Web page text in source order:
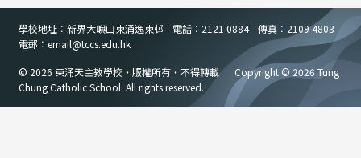
學校地址︰新界大嶼山東涌逸東邨 電話︰2121 0884
傳真︰2109 4803
電郵︰email@tccs.edu.hk
© 2026 東涌天主教學校・版權所有・不得轉載
Copyright © 2026 Tung
Chung Catholic School. All rights reserved.